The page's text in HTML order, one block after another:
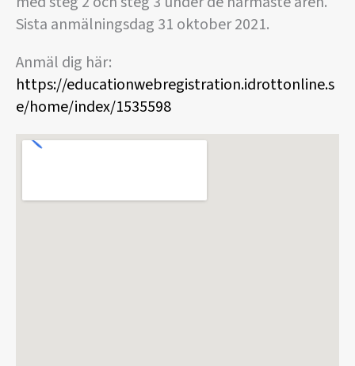
Sista anmälningsdag 31 oktober 2021.
Anmäl dig här:
https://educationwebregistration.idrottonline.s
e/home/index/1535598